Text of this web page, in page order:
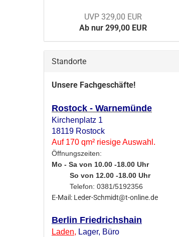
UVP 329,00 EUR
Ab nur 299,00 EUR
Standorte
Unsere Fachgeschäfte!
Rostock - Warnemünde
Kirchenplatz 1
18119 Rostock
Auf 170 qm² riesige Auswahl.
Öffnungszeiten:
Mo - Sa von 10.00 -18.00 Uhr
So von 12.00 -18.00 Uhr
Telefon: 0381/5192356
E-Mail: Leder-Schmidt@t-online.de
Berlin Friedrichshain
Laden, Lager, Büro